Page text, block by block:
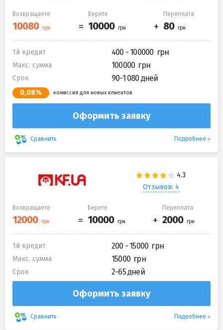
Возвращаете Берете Переплата
1й кредит 400 - 100000
Макс. сумма 100000
Срок 90-1 080 дней
0,08% комиссия для новых клиентов
Оформить заявку
Сравнить Подробнее
Отзывов: 4
Возвращаете Берете Переплата
1й кредит 200 - 15000
Макс. сумма 15000
Срок 2-65 дней
Оформить заявку
Сравнить Подробнее